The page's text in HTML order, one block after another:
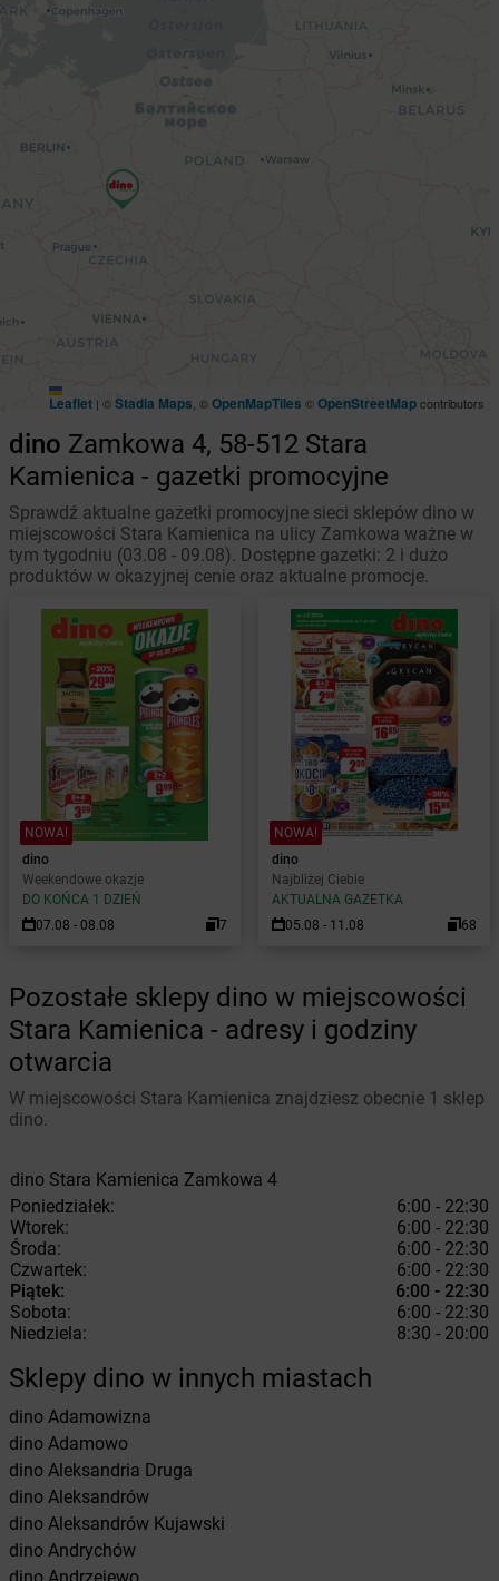
Leaflet | ©Stadia Maps , ©OpenMapTiles ©OpenStreetMapcontributors
dino Zamkowa 4, 58-512 Stara
Kamienica - gazetki promocyjne
Sprawdź aktualne gazetki promocyjne sieci sklepów dino w
miejscowości Stara Kamienica na ulicy Zamkowa ważne w
tym tygodniu (03.08 - 09.08). Dostępne gazetki: 2 i dużo
produktów w okazyjnej cenie oraz aktualne promocje.
NOWA!
dino
Weekendowe okazje
DO KOŃCA 1 DZIEŃ
07.08 - 08.08
7
NOWA!
dino
Najbliżej Ciebie
AKTUALNA GAZETKA
05.08 - 11.08
68
Pozostałe sklepy dino w miejscowości
Stara Kamienica - adresy i godziny
otwarcia
W miejscowości Stara Kamienica znajdziesz obecnie 1 sklep
dino.
dino Stara Kamienica Zamkowa 4
Poniedziałek:
6:00 - 22:30
Wtorek:
6:00 - 22:30
Środa:
6:00 - 22:30
Czwartek:
6:00 - 22:30
Piątek:
6:00 - 22:30
Sobota:
6:00 - 22:30
Niedziela:
8:30 - 20:00
Sklepy dino w innych miastach
dino Adamowizna
dino Adamowo
dino Aleksandria Druga
dino Aleksandrów
dino Aleksandrów Kujawski
dino Andrychów